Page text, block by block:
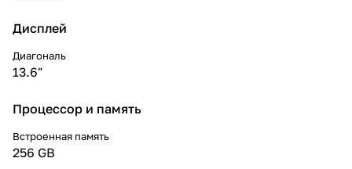
Дисплей
Диагональ
13.6"
Процессор и память
Встроенная память
256 GB